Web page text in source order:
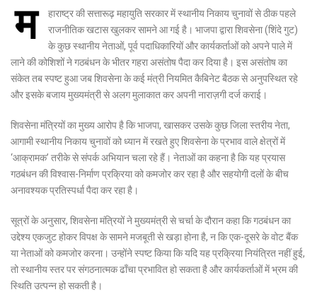
म
हाराष्ट्र की सत्तारूढ़ महायुति सरकार में स्थानीय निकाय चुनावों से ठीक पहले
राजनीतिक खटास खुलकर सामने आ गई है। भाजपा द्वारा शिवसेना (शिंदे गुट)
के कुछ स्थानीय नेताओं, पूर्व पदाधिकारियों और कार्यकर्ताओं को अपने पाले में
लाने की कोशिशों ने गठबंधन के भीतर गहरा असंतोष पैदा कर दिया है। इस असंतोष का
संकेत तब स्पष्ट हुआ जब शिवसेना के कई मंत्री नियमित कैबिनेट बैठक से अनुपस्थित रहे
और इसके बजाय मुख्यमंत्री से अलग मुलाकात कर अपनी नाराज़गी दर्ज कराई।
शिवसेना मंत्रियों का मुख्य आरोप है कि भाजपा, खासकर उसके कुछ जिला स्तरीय नेता,
आगामी स्थानीय निकाय चुनावों को ध्यान में रखते हुए शिवसेना के प्रभाव वाले क्षेत्रों में
‘आक्रामक’ तरीके से संपर्क अभियान चला रहे हैं। नेताओं का कहना है कि यह प्रयास
गठबंधन की विश्वास-निर्माण प्रक्रिया को कमजोर कर रहा है और सहयोगी दलों के बीच
अनावश्यक प्रतिस्पर्धा पैदा कर रहा है।
सूत्रों के अनुसार, शिवसेना मंत्रियों ने मुख्यमंत्री से चर्चा के दौरान कहा कि गठबंधन का
उद्देश्य एकजुट होकर विपक्ष के सामने मजबूती से खड़ा होना है, न कि एक-दूसरे के वोट बैंक
या नेताओं को कमजोर करना। उन्होंने स्पष्ट किया कि यदि यह प्रक्रिया नियंत्रित नहीं हुई,
तो स्थानीय स्तर पर संगठनात्मक ढाँचा प्रभावित हो सकता है और कार्यकर्ताओं में भ्रम की
स्थिति उत्पन्न हो सकती है।